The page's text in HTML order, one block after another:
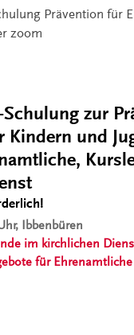
Prävention für
zoom
Ehrenamtliche,
zur
Kindern und
Ibbenbüren
im kirchlichen
für Ehrenamtliche